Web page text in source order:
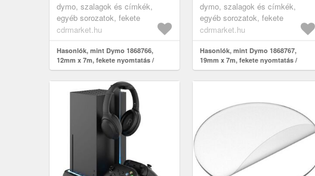
dymo, szalagok és címkék,
egyéb sorozatok, fekete
cdrmarket.hu
Hasonlók, mint Dymo 1868766,
12mm x 7m, fekete nyomtatás /
narancssárga alapon, eredeti szalag
dymo, szalagok és címkék,
egyéb sorozatok, fekete
cdrmarket.hu
Hasonlók, mint Dymo 1868767,
19mm x 7m, fekete nyomtatás /
narancssárga alapon, eredeti szalag